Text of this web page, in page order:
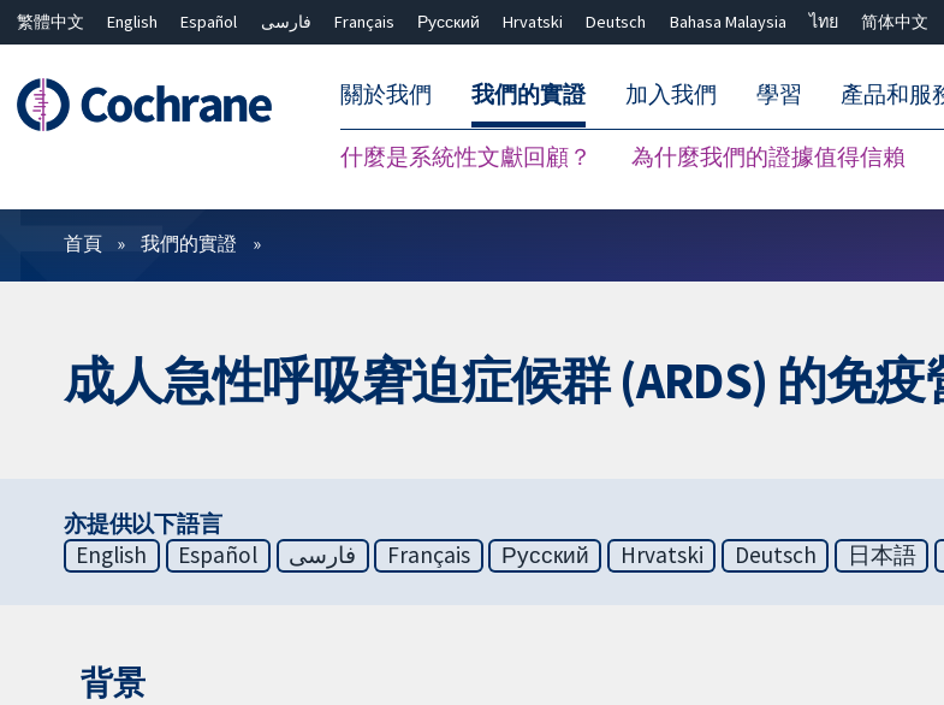
繁體中文 English Español فارسی Français Русский Hrvatski Deutsch Bahasa Malaysia ไทย 简体中文
關於我們 我們的實證
什麼是系統性文獻回顧？ 為什麼我們的證據值得信賴
加入我們 學習 產品和服
篩選條件
首頁 我們的實證
成人急性呼吸窘迫症候群 (ARDS) 的免疫
亦提供以下語言
English
Español فارسی Français Русский Hrvatski Deutsch 日本語
背景